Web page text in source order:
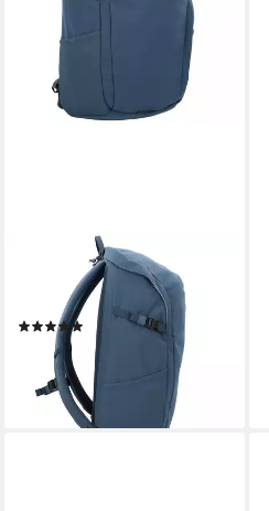
FJÄLLRÄVEN
Laptoprucksack Ulvö,
Polyamid
(1)
ab 139,95 €
lieferbar - in 2-3 Werktagen bei dir